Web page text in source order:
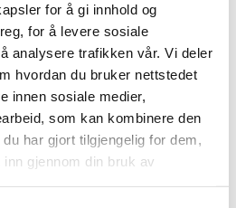
for å gi innhold og
for å levere sosiale
analysere trafikken vår. Vi deler
hvordan du bruker nettstedet
innen sosiale medier,
som kan kombinere den
har gjort tilgjengelig for dem,
gjennom din bruk av
men mener det
om
mellom hva som
og i apotek. Det blir
vurderer dette.